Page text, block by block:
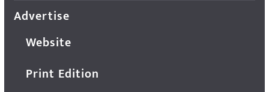
Advertise
Website
Print Edition